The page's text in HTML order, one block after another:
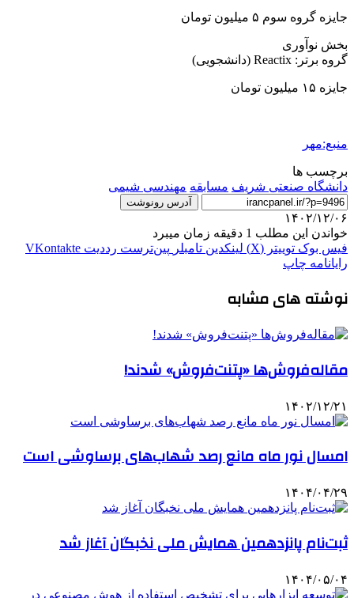
جایزه گروه سوم ۵ میلیون تومان
بخش نوآوری
گروه برتر: Reactix (دانشجویی)
جایزه ۱۵ میلیون تومان
منبع:مهر
برچسب ها
دانشگاه صنعتی شریف مسابقه مهندسی شیمی
آدرس رونوشت
۱۴۰۲/۱۲/۰۶
خواندن این مطلب 1 دقیقه زمان میبرد
فیس بوک توییتر (X) لینکدین ‫تامبلر ‫پین‌ترست ‫رددیت ‫VKontakte
رایانامه چاپ
نوشته های مشابه
مقاله‌فروش‌ها «پتنت‌فروش» شدند!
۱۴۰۲/۱۲/۲۱
امسال نور ماه مانع رصد شهاب‌های برساوشی است
۱۴۰۴/۰۴/۲۹
ثبت‌نام پانزدهمین همایش ملی نخبگان آغاز شد
۱۴۰۴/۰۵/۰۴